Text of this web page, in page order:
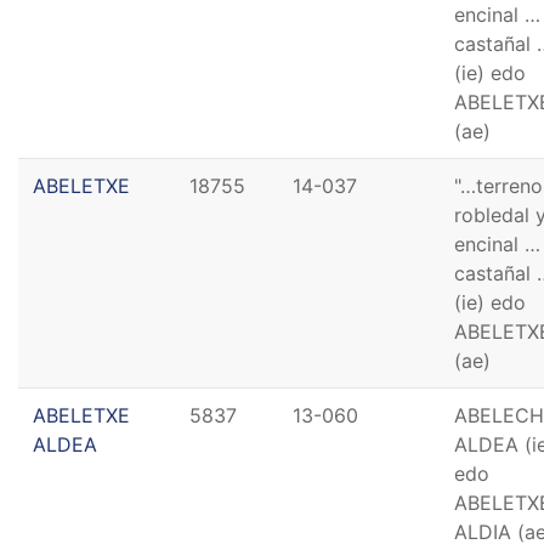
encinal …
castañal
(ie) edo
(ae)
ABELETXE 18755 14-037
"…terreno
robledal
encinal …
castañal
(ie) edo
(ae)
ABELETXE
ALDEA
5837 13-060
ALDEA
edo
ALDIA